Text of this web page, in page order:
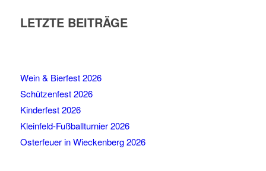
LETZTE BEITRÄGE
Wein & Bierfest 2026
Schützenfest 2026
Kinderfest 2026
Kleinfeld-Fußballturnier 2026
Osterfeuer in Wieckenberg 2026